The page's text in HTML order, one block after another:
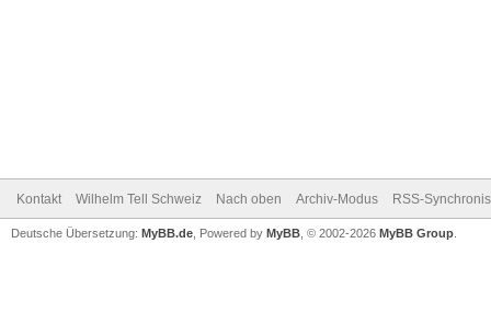
Kontakt Wilhelm Tell Schweiz Nach oben Archiv-Modus RSS-
Deutsche Übersetzung: MyBB.de , Powered by MyBB , © 2002-2026 MyBB Group